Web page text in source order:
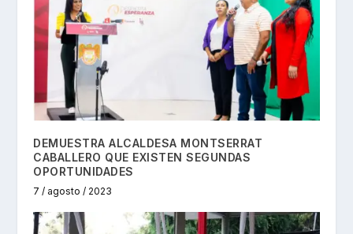
DEMUESTRA ALCALDESA MONTSERRAT
CABALLERO QUE EXISTEN SEGUNDAS
OPORTUNIDADES
7 / agosto / 2023